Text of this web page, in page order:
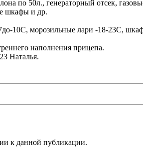
по 50л., генераторный отсек,
шкафы и др.
10С, морозильные лари -18-23С,
наполнения прицепа.
Наталья.
к данной публикации.